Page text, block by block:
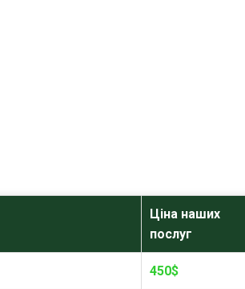
Ціна наших
послуг
450$